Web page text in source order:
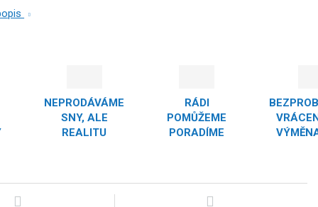
NEPRODÁVÁME
SNY, ALE
REALITU
RÁDI
POMŮŽEME
PORADÍME